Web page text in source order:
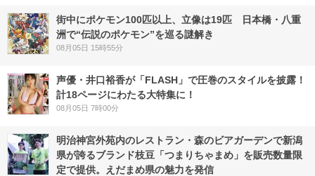
街中にポケモン100匹以上、立像は19匹 日本橋・八重
洲で“伝説のポケモン”を巡る謎解き
08月05日 15時55分
声優・井口裕香が「FLASH」で圧巻のスタイルを披露！
計18ページにわたる大特集に！
08月05日 7時00分
明治神宮外苑内のレストラン・森のビアガーデンで新潟
県が誇るブランド枝豆「つまりちゃまめ」を販売数量限
定で提供。えだまめ県の魅力を発信